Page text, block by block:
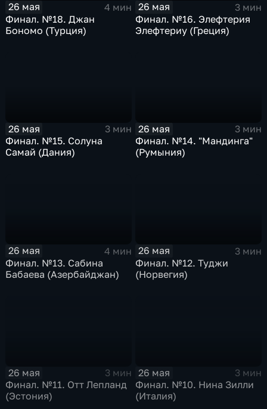
26 мая
4 мин
Финал. №18. Джан
Бономо (Турция)
26 мая
3 мин
Финал. №16. Элефтерия
Элефтериу (Греция)
26 мая
3 мин
Финал. №15. Солуна
Самай (Дания)
26 мая
3 мин
Финал. №14. "Мандинга"
(Румыния)
26 мая
4 мин
Финал. №13. Сабина
Бабаева (Азербайджан)
26 мая
3 мин
Финал. №12. Туджи
(Норвегия)
26 мая
3 мин
Финал. №11. Отт Лепланд
(Эстония)
26 мая
3 мин
Финал. №10. Нина Зилли
(Италия)